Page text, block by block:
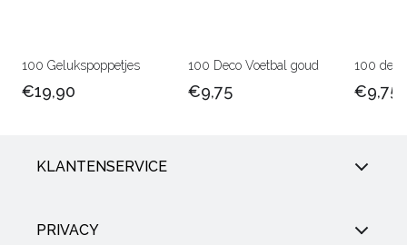
100 Gelukspoppetjes
€19,90
100 Deco Voetbal goud
€9,75
100
€9,75
KLANTENSERVICE
PRIVACY